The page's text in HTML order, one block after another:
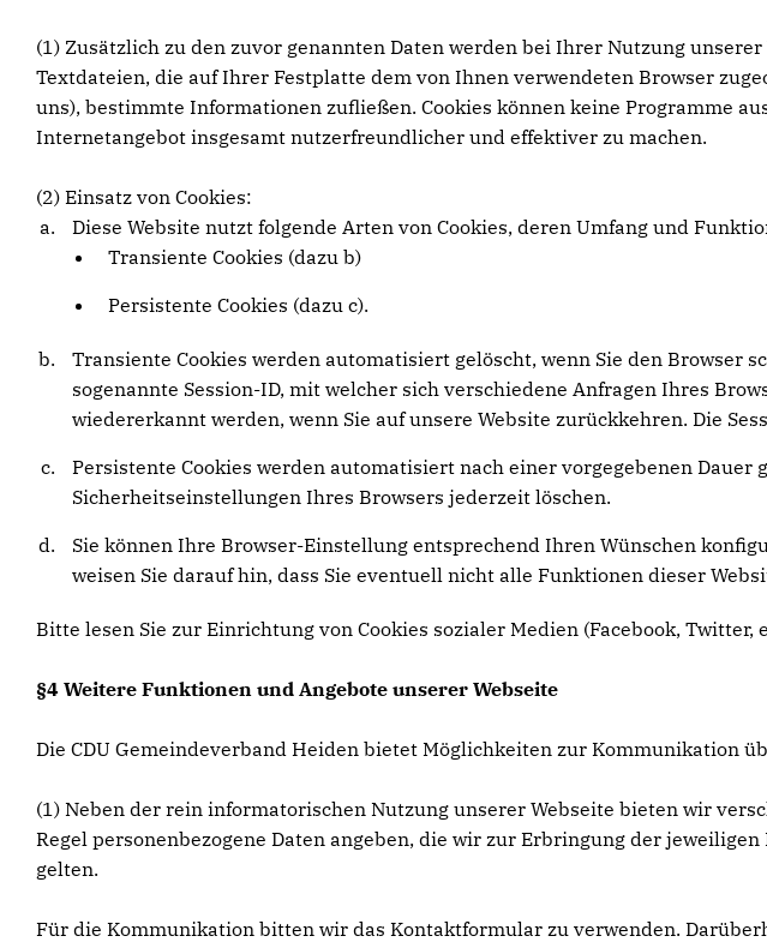
(1) Zusätzlich zu den zuvor genannten Daten werden bei Ihrer Nutzung
Textdateien, die auf Ihrer Festplatte dem von Ihnen verwendeten Browser
uns), bestimmte Informationen zufließen. Cookies können keine Programme
Internetangebot insgesamt nutzerfreundlicher und effektiver zu machen.
(2) Einsatz von Cookies:
Diese Website nutzt folgende Arten von Cookies, deren Umfang und
Transiente Cookies (dazu b)
Persistente Cookies (dazu c).
Transiente Cookies werden automatisiert gelöscht, wenn Sie den Browser
sogenannte Session-ID, mit welcher sich verschiedene Anfragen Ihres
wiedererkannt werden, wenn Sie auf unsere Website zurückkehren. Die
Persistente Cookies werden automatisiert nach einer vorgegebenen
Sicherheitseinstellungen Ihres Browsers jederzeit löschen.
Sie können Ihre Browser-Einstellung entsprechend Ihren Wünschen
weisen Sie darauf hin, dass Sie eventuell nicht alle Funktionen dieser
Bitte lesen Sie zur Einrichtung von Cookies sozialer Medien (Facebook,
§4 Weitere Funktionen und Angebote unserer Webseite
Die CDU Gemeindeverband Heiden bietet Möglichkeiten zur Kommunikation
(1) Neben der rein informatorischen Nutzung unserer Webseite bieten wir
Regel personenbezogene Daten angeben, die wir zur Erbringung der
gelten.
Für die Kommunikation bitten wir das Kontaktformular zu verwenden.